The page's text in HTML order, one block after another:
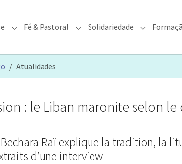
Submenu for "Arquidiocese"
Fé & Pastoral Submenu for "Fé & Pastoral"
Solidariedade Submenu
Atualidades
: le Liban maronite selon
Raï explique la tradition, la
d’une interview